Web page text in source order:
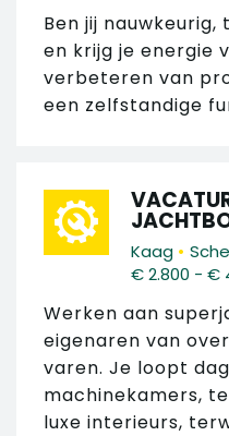
Ben jij
en krijg je energie
verbeteren van
een zelfstandige
Kaag •
€ 2.800 - €
Werken aan
eigenaren van
varen. Je loopt
machinekamers,
luxe interieurs,